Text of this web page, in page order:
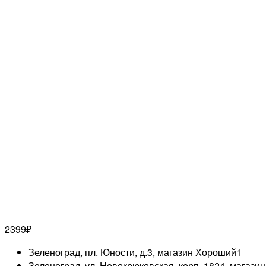
2399₽
Зеленоград, пл. Юности, д.3, магазин Хороший1